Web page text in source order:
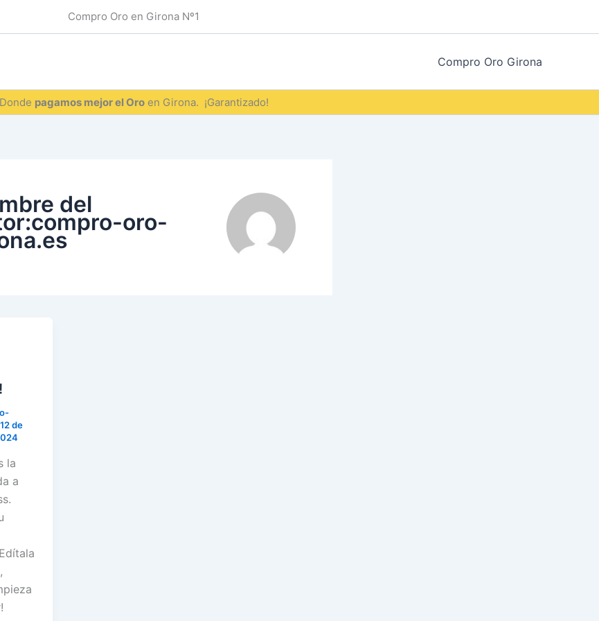
Compro Oro en Girona Nº1
Compro Oro Girona
Donde pagamos mejor el Oroen Girona. ¡Garantizado!
del
oro-
12 de
la
a